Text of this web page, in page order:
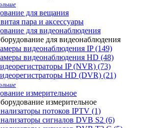
для вещания
пара и аксессуары
для видеонаблюдения
для видеонаблюдения
видеонаблюдения IP (149)
видеонаблюдения HD (48)
IP (NVR) (73)
HD (DVR) (21)
измерительное
измерительное
потоков IPTV (1)
сигналов DVB S2 (6)